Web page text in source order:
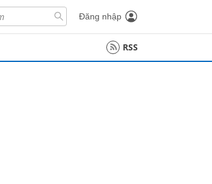
Đăng nhập
RSS